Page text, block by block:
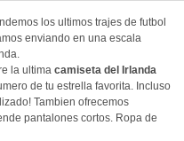
los ultimos trajes de futbol
enviando en una escala
la ultima camiseta del Irlanda
de tu estrella favorita. Incluso
Tambien ofrecemos
pantalones cortos. Ropa de